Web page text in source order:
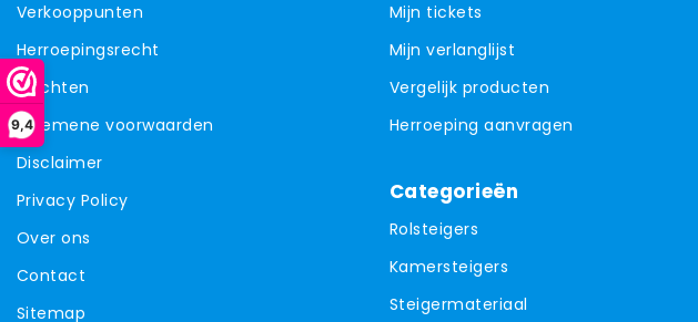
9,4
Verkooppunten
Herroepingsrecht
Klachten
Algemene voorwaarden
Disclaimer
Privacy Policy
Over ons
Contact
Sitemap
Mijn tickets
Mijn verlanglijst
Vergelijk producten
Herroeping aanvragen
Categorieën
Rolsteigers
Kamersteigers
Steigermateriaal